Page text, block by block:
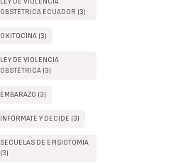
OBSTÉTRICA ECUADOR (3)
OXITOCINA (3)
LEY DE VIOLENCIA
OBSTÉTRICA (3)
EMBARAZO (3)
INFÓRMATE Y DECIDE (3)
SECUELAS DE EPISIOTOMIA
(3)